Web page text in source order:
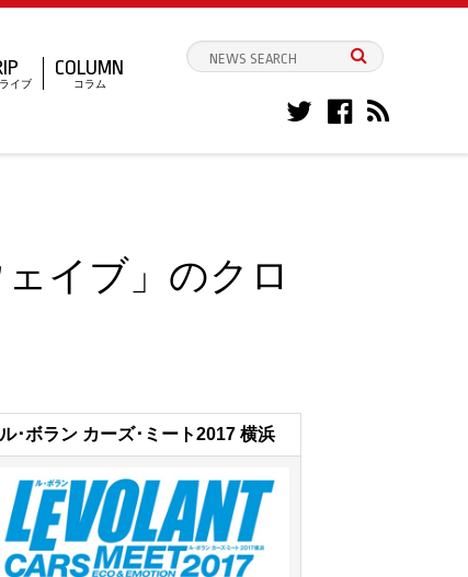
イブ
COLUMN
コラム
イブ」のクロ
ル･ボラン カーズ･ミート2017 横浜